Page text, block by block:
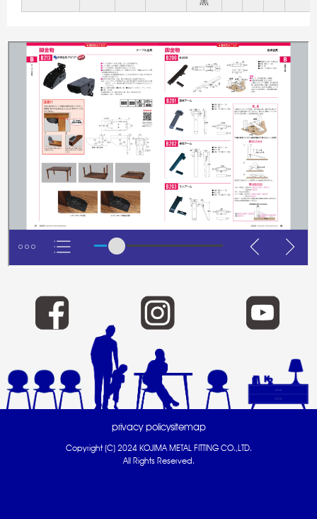
Copyright (C) 2024 KOJIMA METAL FITTING CO.,LTD.
All Rights Reserved.
privacy policysitemap